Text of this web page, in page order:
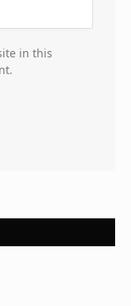
in this